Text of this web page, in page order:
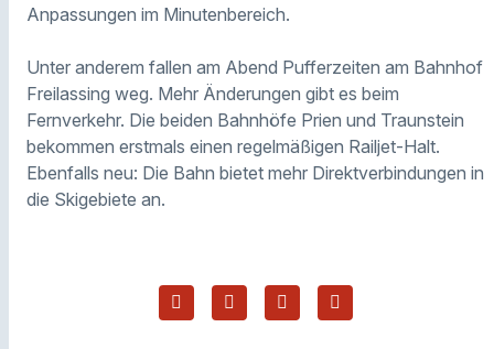
Anpassungen im Minutenbereich.
Unter anderem fallen am Abend Pufferzeiten am Bahnhof
Freilassing weg. Mehr Änderungen gibt es beim
Fernverkehr. Die beiden Bahnhöfe Prien und Traunstein
bekommen erstmals einen regelmäßigen Railjet-Halt.
Ebenfalls neu: Die Bahn bietet mehr Direktverbindungen in
die Skigebiete an.